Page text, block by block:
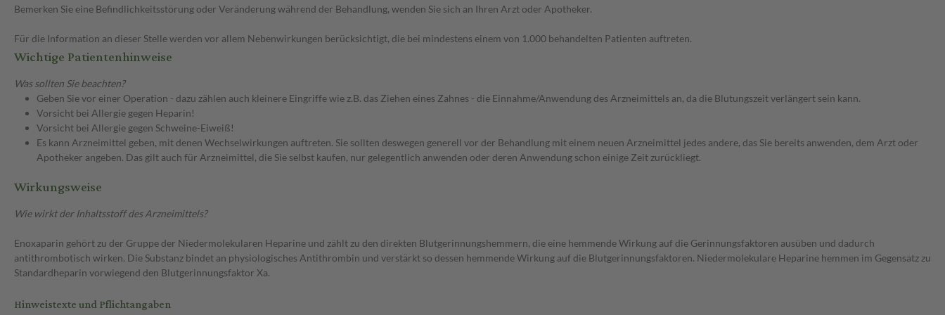
Bemerken Sie eine Befindlichkeitsstörung oder Veränderung während der Behandlung, wenden Sie sich an Ihren Arzt oder Apotheker.
Für die Information an dieser Stelle werden vor allem Nebenwirkungen berücksichtigt, die bei mindestens einem von 1.000 behandelten Patienten auftreten.
Wichtige Patientenhinweise
Was sollten Sie beachten?
Geben Sie vor einer Operation - dazu zählen auch kleinere Eingriffe wie z.B. das Ziehen eines Zahnes - die Einnahme/Anwendung des Arzneimittels an, da die Blutungszeit verlängert sein kann.
Vorsicht bei Allergie gegen Heparin!
Vorsicht bei Allergie gegen Schweine-Eiweiß!
Es kann Arzneimittel geben, mit denen Wechselwirkungen auftreten. Sie sollten deswegen generell vor der Behandlung mit einem neuen Arzneimittel jedes andere, das Sie bereits anwenden, dem Arzt oder
Apotheker angeben. Das gilt auch für Arzneimittel, die Sie selbst kaufen, nur gelegentlich anwenden oder deren Anwendung schon einige Zeit zurückliegt.
Wirkungsweise
Wie wirkt der Inhaltsstoff des Arzneimittels?
Enoxaparin gehört zu der Gruppe der Niedermolekularen Heparine und zählt zu den direkten Blutgerinnungshemmern, die eine hemmende Wirkung auf die Gerinnungsfaktoren ausüben und dadurch
antithrombotisch wirken. Die Substanz bindet an physiologisches Antithrombin und verstärkt so dessen hemmende Wirkung auf die Blutgerinnungsfaktoren. Niedermolekulare Heparine hemmen im Gegensatz zu
Standardheparin vorwiegend den Blutgerinnungsfaktor Xa.
Hinweistexte und Pflichtangaben